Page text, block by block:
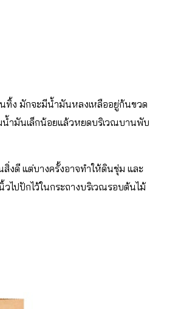
ทิ้ง มักจะมีน้ำมันหลงเหลืออยู่ก้นขวด
น้ำมันเล็กน้อยแล้วหยดบริเวณบานพับ
สิ่งดี แต่บางครั้งอาจทำให้ดินชุ่ม และ
ไปปักไว้ในกระถางบริเวณรอบต้นไม้